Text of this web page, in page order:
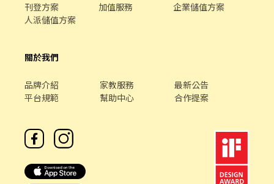
刊登方案 加值服務
企業儲值方案
人派儲值方案
關於我們
品牌介紹 家教服務
最新公告
平台規範
幫助中心 合作提案